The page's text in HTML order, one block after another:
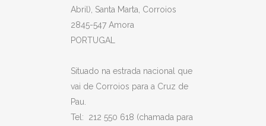
Abril), Santa Marta, Corroios
2845-547 Amora
PORTUGAL
Situado na estrada nacional que
vai de Corroios para a Cruz de
Pau.
Tel: 212 550 618 (chamada para